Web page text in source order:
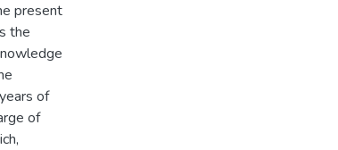
present
the
of
of